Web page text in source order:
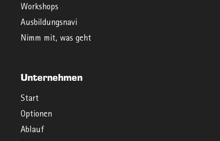
Workshops
Ausbildungsnavi
Nimm mit, was geht
Unternehmen
Start
Optionen
Ablauf